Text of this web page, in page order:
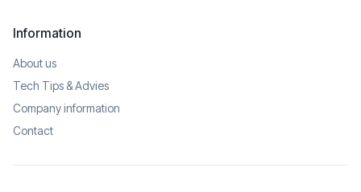
Information
About us
Tech Tips & Advies
Company information
Contact